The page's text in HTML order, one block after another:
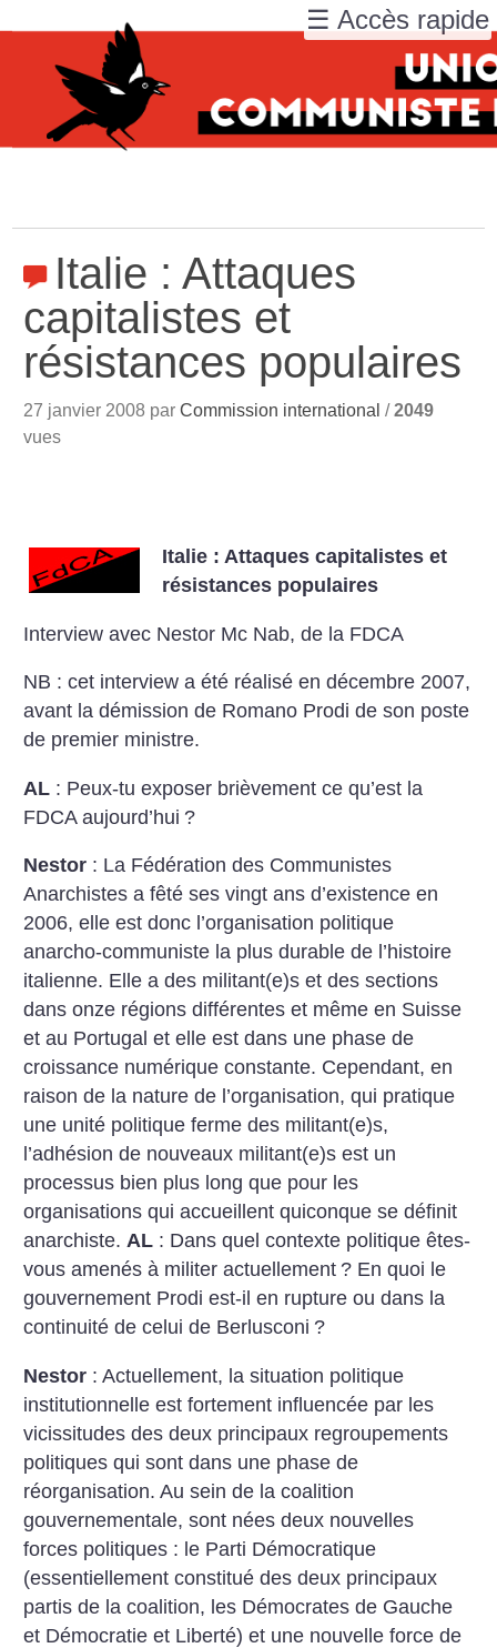
Italie : Attaques
capitalistes et
résistances populaires
27 janvier 2008 parCommission international /2049
vues
Italie : Attaques capitalistes et
résistances populaires
Interview avec Nestor Mc Nab, de la FDCA
NB : cet interview a été réalisé en décembre 2007,
avant la démission de Romano Prodi de son poste
de premier ministre.
AL : Peux-tu exposer brièvement ce qu’est la
FDCA aujourd’hui ?
Nestor : La Fédération des Communistes
Anarchistes a fêté ses vingt ans d’existence en
2006, elle est donc l’organisation politique
anarcho-communiste la plus durable de l’histoire
italienne. Elle a des militant(e)s et des sections
dans onze régions différentes et même en Suisse
et au Portugal et elle est dans une phase de
croissance numérique constante. Cependant, en
raison de la nature de l’organisation, qui pratique
une unité politique ferme des militant(e)s,
l’adhésion de nouveaux militant(e)s est un
processus bien plus long que pour les
organisations qui accueillent quiconque se définit
anarchiste. AL : Dans quel contexte politique êtes-
vous amenés à militer actuellement ? En quoi le
gouvernement Prodi est-il en rupture ou dans la
continuité de celui de Berlusconi ?
Nestor : Actuellement, la situation politique
institutionnelle est fortement influencée par les
vicissitudes des deux principaux regroupements
politiques qui sont dans une phase de
réorganisation. Au sein de la coalition
gouvernementale, sont nées deux nouvelles
forces politiques : le Parti Démocratique
(essentiellement constitué des deux principaux
partis de la coalition, les Démocrates de Gauche
et Démocratie et Liberté) et une nouvelle force de
☰ Accès rapide